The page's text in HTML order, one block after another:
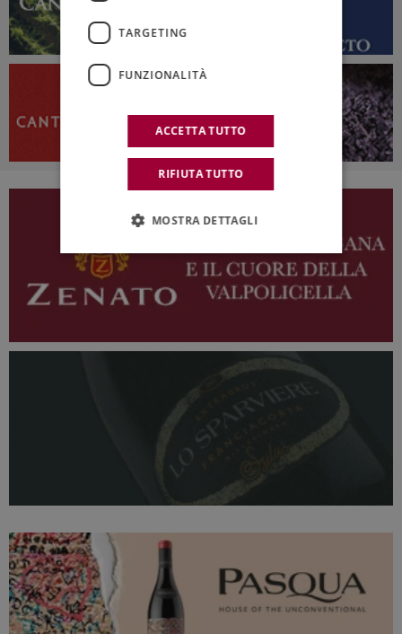
TARGETING
FUNZIONALITÀ
ACCETTA TUTTO
RIFIUTA TUTTO
MOSTRA DETTAGLI